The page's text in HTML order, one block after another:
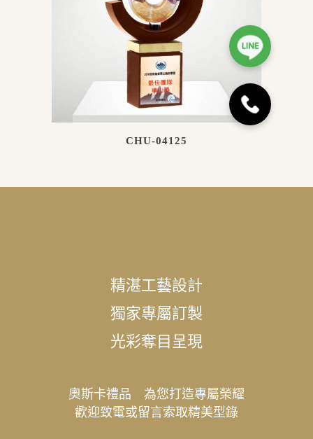
CHU-04125
精湛工藝設計
獨家專屬訂製
光彩奪目呈現
奧斯卡禮品 為您打造專屬榮耀
歡迎致電或留言索取精美型錄